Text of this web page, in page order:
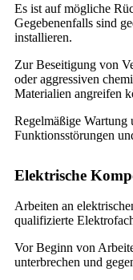
Es ist auf mögliche
Gegebenenfalls sind
installieren.
Zur Beseitigung von
oder aggressiven
Materialien angreifen
Regelmäßige
Funktionsstörungen
Elektrische
Arbeiten an
qualifizierte
Vor Beginn von
unterbrechen und